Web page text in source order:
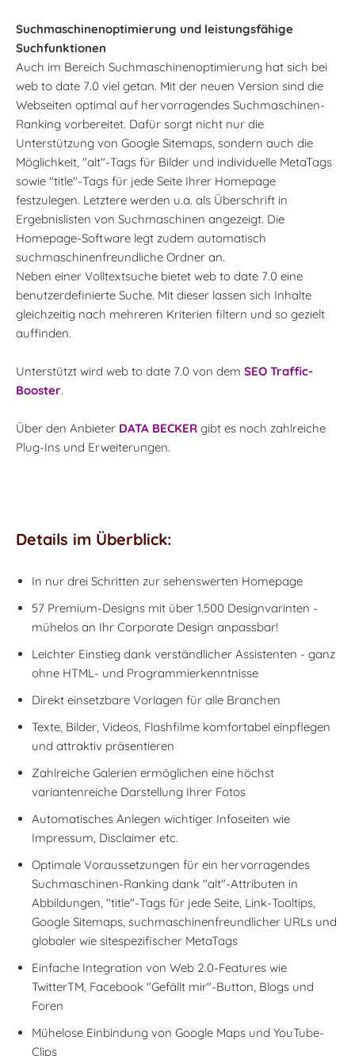
Suchmaschinenoptimierung und leistungsfähige
Suchfunktionen
Auch im Bereich Suchmaschinenoptimierung hat sich bei
web to date 7.0 viel getan. Mit der neuen Version sind die
Webseiten optimal auf hervorragendes Suchmaschinen-
Ranking vorbereitet. Dafür sorgt nicht nur die
Unterstützung von Google Sitemaps, sondern auch die
Möglichkeit, "alt"-Tags für Bilder und individuelle MetaTags
sowie "title"-Tags für jede Seite Ihrer Homepage
festzulegen. Letztere werden u.a. als Überschrift in
Ergebnislisten von Suchmaschinen angezeigt. Die
Homepage-Software legt zudem automatisch
suchmaschinenfreundliche Ordner an.
Neben einer Volltextsuche bietet web to date 7.0 eine
benutzerdefinierte Suche. Mit dieser lassen sich Inhalte
gleichzeitig nach mehreren Kriterien filtern und so gezielt
auffinden.
Unterstützt wird web to date 7.0 von dem SEO Traffic-
Booster.
Über den Anbieter DATA BECKER gibt es noch zahlreiche
Plug-Ins und Erweiterungen.
Details im Überblick:
In nur drei Schritten zur sehenswerten Homepage
57 Premium-Designs mit über 1.500 Designvarinten -
mühelos an Ihr Corporate Design anpassbar!
Leichter Einstieg dank verständlicher Assistenten - ganz
ohne HTML- und Programmierkenntnisse
Direkt einsetzbare Vorlagen für alle Branchen
Texte, Bilder, Videos, Flashfilme komfortabel einpflegen
und attraktiv präsentieren
Zahlreiche Galerien ermöglichen eine höchst
variantenreiche Darstellung Ihrer Fotos
Automatisches Anlegen wichtiger Infoseiten wie
Impressum, Disclaimer etc.
Optimale Voraussetzungen für ein hervorragendes
Suchmaschinen-Ranking dank "alt"-Attributen in
Abbildungen, "title"-Tags für jede Seite, Link-Tooltips,
Google Sitemaps, suchmaschinenfreundlicher URLs und
globaler wie sitespezifischer MetaTags
Einfache Integration von Web 2.0-Features wie
TwitterTM, Facebook "Gefällt mir"-Button, Blogs und
Foren
Mühelose Einbindung von Google Maps und YouTube-
Clips